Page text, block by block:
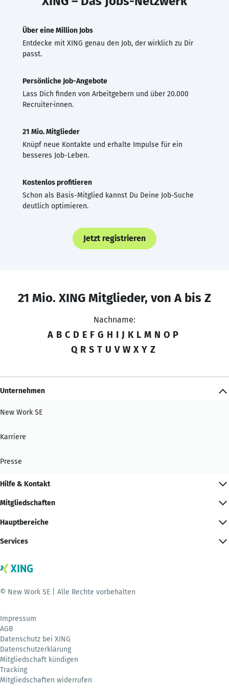
Über eine Million Jobs
Entdecke mit XING genau den Job, der wirklich zu Dir
passt.
Persönliche Job-Angebote
Lass Dich finden von Arbeitgebern und über 20.000
Recruiter·innen.
21 Mio. Mitglieder
Knüpf neue Kontakte und erhalte Impulse für ein
besseres Job-Leben.
Kostenlos profitieren
Schon als Basis-Mitglied kannst Du Deine Job-Suche
deutlich optimieren.
Jetzt registrieren
21 Mio. XING Mitglieder, von A bis Z
Nachname:
A B C D E F G H I J K L M N O P
Q R S T U V W X Y Z
Unternehmen
New Work SE
Karriere
Presse
Hilfe & Kontakt
Mitgliedschaften
Hauptbereiche
Services
© New Work SE | Alle Rechte vorbehalten
Impressum
AGB
Datenschutz bei XING
Datenschutzerklärung
Mitgliedschaft kündigen
Tracking
Mitgliedschaften widerrufen